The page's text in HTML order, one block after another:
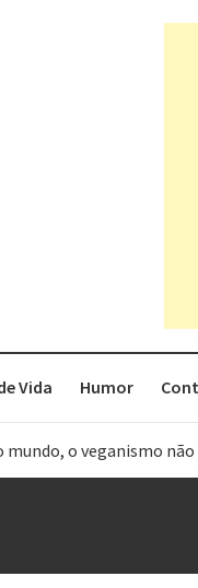
Vida Humor
mundo, o veganismo
daí
prega o “direito à